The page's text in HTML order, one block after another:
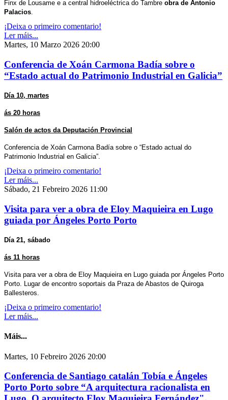
Finx de Lousame e a central hidroeléctrica do Tambre obra de Antonio
Palacios.
¡Deixa o primeiro comentario!
Ler máis...
Martes, 10 Marzo 2026 20:00
Conferencia de Xoán Carmona Badía sobre o
“Estado actual do Patrimonio Industrial en Galicia”
Día 10, martes
ás 20 horas
Salón de actos da Deputación Provincial
Conferencia de Xoán Carmona Badía sobre o “Estado actual do
Patrimonio Industrial en Galicia”.
¡Deixa o primeiro comentario!
Ler máis...
Sábado, 21 Febreiro 2026 11:00
Visita para ver a obra de Eloy Maquieira en Lugo
guiada por Ángeles Porto Porto
Día 21, sábado
ás 11 horas
Visita para ver a obra de Eloy Maquieira en Lugo guiada por Ángeles Porto
Porto. Lugar de encontro soportais da Praza de Abastos de Quiroga
Ballesteros.
¡Deixa o primeiro comentario!
Ler máis...
Máis...
Martes, 10 Febreiro 2026 20:00
Conferencia de Santiago catalán Tobía e Ángeles
Porto Porto sobre “A arquitectura racionalista en